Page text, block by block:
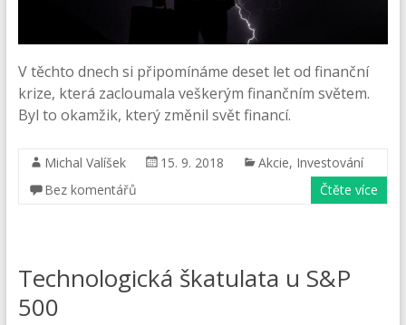
V těchto dnech si připomínáme deset let od finanční
krize, která zacloumala veškerým finančním světem.
Byl to okamžik, který změnil svět financí.
Michal Valíšek 15. 9. 2018 Akcie, Investování
Bez komentářů
Čtěte více
Technologická škatulata u S&P
500